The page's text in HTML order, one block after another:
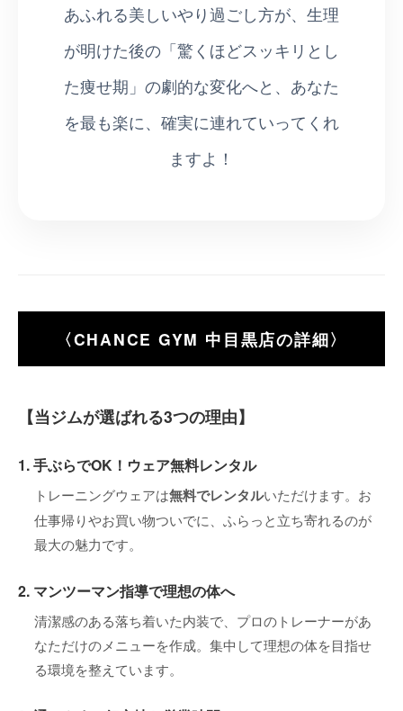
あふれる美しいやり過ごし方が、生理
が明けた後の「驚くほどスッキリとし
た痩せ期」の劇的な変化へと、あなた
を最も楽に、確実に連れていってくれ
ますよ！
〈CHANCE GYM 中目黒店の詳細〉
【当ジムが選ばれる3つの理由】
1. 手ぶらでOK！ウェア無料レンタル
トレーニングウェアは無料でレンタルいただけます。お
仕事帰りやお買い物ついでに、ふらっと立ち寄れるのが
最大の魅力です。
2. マンツーマン指導で理想の体へ
清潔感のある落ち着いた内装で、プロのトレーナーがあ
なただけのメニューを作成。集中して理想の体を目指せ
る環境を整えています。